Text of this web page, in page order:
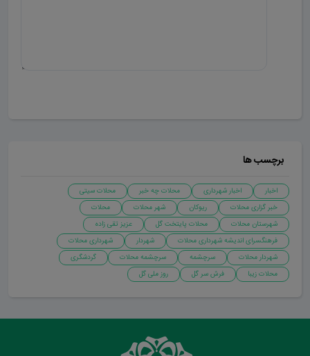
برچسب ها
اخبار اخبار شهرداری محلات چه خبر
محلات سیتی
خبر گزاری محلات
ریوکان شهر محلات
محلات
شهرستان محلات
محلات پایتخت گل
عزیز تقی زاده
فرهنگسرای اندیشه شهرداری محلات
شهردار
شهرداری محلات
شهردار محلات
سرچشمه سرچشمه محلات
گردشگری
محلات زیبا
فرش سر گل روز ملی گل